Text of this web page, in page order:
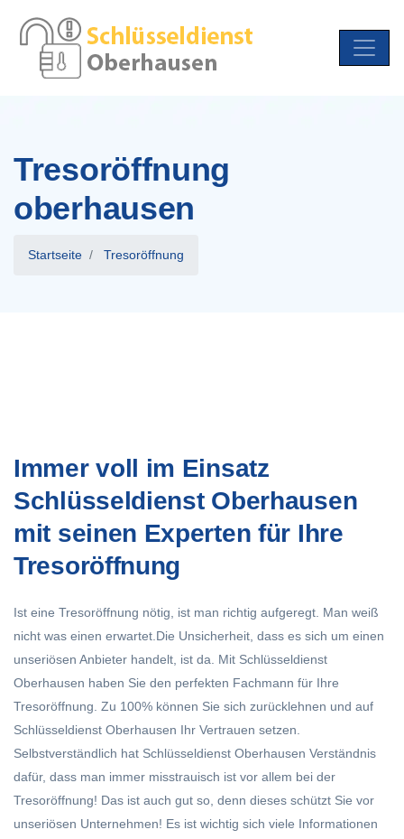
Tresoröffnung
oberhausen
Startseite Tresoröffnung
Immer voll im Einsatz
Schlüsseldienst Oberhausen
mit seinen Experten für Ihre
Tresoröffnung
Ist eine Tresoröffnung nötig, ist man richtig aufgeregt. Man weiß
nicht was einen erwartet.Die Unsicherheit, dass es sich um einen
unseriösen Anbieter handelt, ist da. Mit Schlüsseldienst
Oberhausen haben Sie den perfekten Fachmann für Ihre
Tresoröffnung. Zu 100% können Sie sich zurücklehnen und auf
Schlüsseldienst Oberhausen Ihr Vertrauen setzen.
Selbstverständlich hat Schlüsseldienst Oberhausen Verständnis
dafür, dass man immer misstrauisch ist vor allem bei der
Tresoröffnung! Das ist auch gut so, denn dieses schützt Sie vor
unseriösen Unternehmen! Es ist wichtig sich viele Informationen